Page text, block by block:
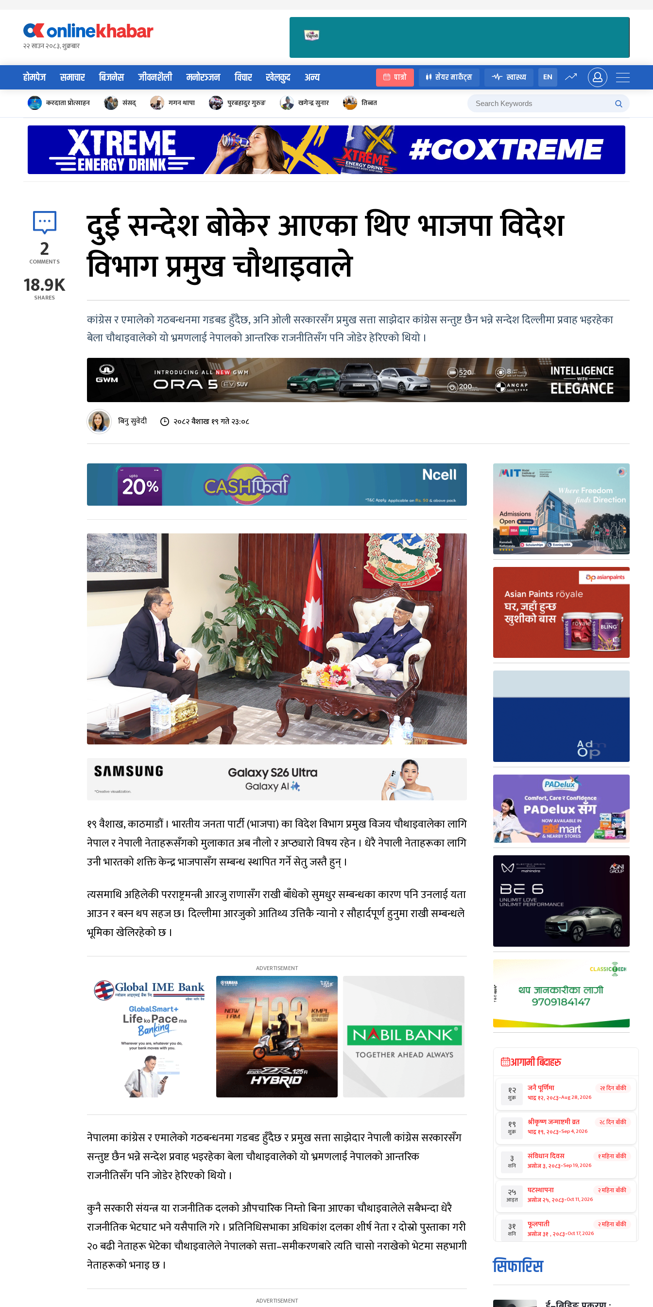
content२२ साउन २०८३, शुक्रबार
होमपेज समाचार बिजनेस जीवनशैली मनोरञ्जन विचार खेलकुद अन्य पात्रो सेयर मार्केट्स स्वास्थ्य EN
करदाता प्रोत्साहन संसद् गगन थापा पुरबहादुर गुरुङ खगेन्द्र सुनार तिब्बत
2
COMMENTS
18.9K
SHARES
दुई सन्देश बोकेर आएका थिए भाजपा विदेश
विभाग प्रमुख चौथाइवाले
कांग्रेस र एमालेको गठबन्धनमा गडबड हुँदैछ, अनि ओली सरकारसँग प्रमुख सत्ता साझेदार कांग्रेस सन्तुष्ट छैन भन्ने सन्देश दिल्लीमा प्रवाह भइरहेका
बेला चौथाइवालेको यो भ्रमणलाई नेपालको आन्तरिक राजनीतिसँग पनि जोडेर हेरिएको थियो ।
बिनु सुवेदी २०८२ वैशाख १९ गते २३:०८
१९ वैशाख, काठमाडौं । भारतीय जनता पार्टी (भाजपा) का विदेश विभाग प्रमुख विजय चौथाइवालेका लागि
नेपाल र नेपाली नेताहरूसँगको मुलाकात अब नौलो र अप्ठ्यारो विषय रहेन । धेरै नेपाली नेताहरूका लागि
उनी भारतको शक्ति केन्द्र भाजपासँग सम्बन्ध स्थापित गर्ने सेतु जस्तै हुन् ।
त्यसमाथि अहिलेकी परराष्ट्रमन्त्री आरजु राणासँग राखी बाँधेको सुमधुर सम्बन्धका कारण पनि उनलाई यता
आउन र बस्न थप सहज छ। दिल्लीमा आरजुको आतिथ्य उत्तिकै न्यानो र सौहार्दपूर्ण हुनुमा राखी सम्बन्धले
भूमिका खेलिरहेको छ ।
नेपालमा कांग्रेस र एमालेको गठबन्धनमा गडबड हुँदैछ र प्रमुख सत्ता साझेदार नेपाली कांग्रेस सरकारसँग
सन्तुष्ट छैन भन्ने सन्देश प्रवाह भइरहेका बेला चौथाइवालेको यो भ्रमणलाई नेपालको आन्तरिक
राजनीतिसँग पनि जोडेर हेरिएको थियो ।
कुनै सरकारी संयन्त्र या राजनीतिक दलको औपचारिक निम्तो बिना आएका चौथाइवालेले सबैभन्दा धेरै
राजनीतिक भेटघाट भने यसैपालि गरे । प्रतिनिधिसभाका अधिकांश दलका शीर्ष नेता र दोस्रो पुस्ताका गरी
२० बढी नेताहरू भेटेका चौथाइवालेले नेपालको सत्ता–समीकरणबारे त्यति चासो नराखेको भेटमा सहभागी
नेताहरूको भनाइ छ ।
आगामी बिदाहरु
१२
शुक्र
जनै पूर्णिमा
भाद्र १२, २०८३-Aug 28, 2026
२१ दिन बाँकी
१९
शुक्र
श्रीकृष्ण जन्माष्टमी व्रत
भाद्र १९, २०८३-Sep 4, 2026
२८ दिन बाँकी
३
शनि
संविधान दिवस
असोज ३, २०८३-Sep 19, 2026
१ महिना बाँकी
२५
आइत
घटस्थापना
असोज २५, २०८३-Oct 11, 2026
२ महिना बाँकी
३१
शनि
फूलपाती
असोज ३१ , २०८३-Oct 17, 2026
२ महिना बाँकी
१
आइत
कार्तिक सङ्क्रान्ति
कार्तिक १, २०८३
मंगल कार्तिक ३, २०८३-Oct 20, 2026
सिफारिस